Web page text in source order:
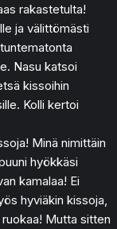
rakastetulta!
ja välittömästi
Nasu katsoi
kissoihin
Kolli kertoi
Minä nimittäin
hyökkäsi
kamalaa! Ei
hyviäkin kissoja,
Mutta sitten